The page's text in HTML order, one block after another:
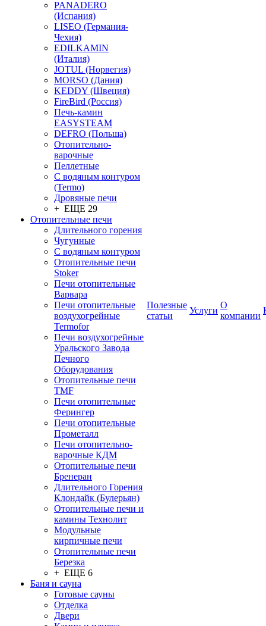
PANADERO
(Испания)
LISEO (Германия-
Чехия)
EDILKAMIN
(Италия)
JOTUL (Норвегия)
MORSO (Дания)
KEDDY (Швеция)
FireBird (Россия)
Печь-камин
EASYSTEAM
DEFRO (Польша)
Отопительно-
варочные
Пеллетные
С водяным контуром
(Termo)
Дровяные печи
+ ЕЩЕ 29
Отопительные печи
Длительного горения
Чугунные
C водяным контуром
Отопительные печи
Stoker
Печи отопительные
Варвара
Печи отопительные
воздухогрейные
Termofor
Печи воздухогрейные
Уральского Завода
Печного
Оборудования
Отопительные печи
TMF
Печи отопительные
Ферингер
Печи отопительные
Прометалл
Печи отопительно-
варочные КДМ
Отопительные печи
Бренеран
Длительного Горения
Клондайк (Булерьян)
Отопительные печи и
камины Технолит
Модульные
кирпичные печи
Отопительные печи
Березка
+ ЕЩЕ 6
Баня и сауна
Готовые сауны
Отделка
Двери
Полезные
статьи
Услуги
О
компании